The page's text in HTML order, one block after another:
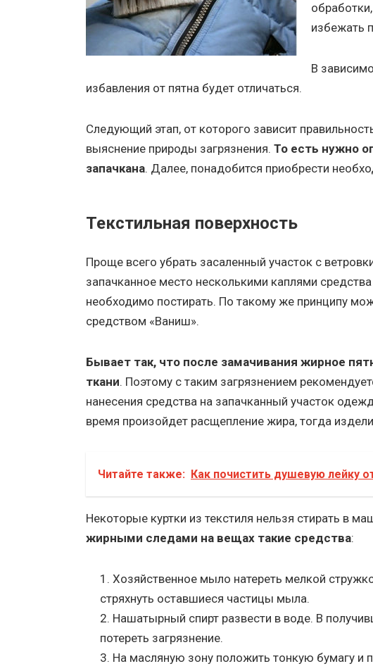
избежать
В
избавления от пятна будет отличаться.
Следующий этап, от которого зависит
выяснение природы загрязнения. То есть нужно
запачкана. Далее, понадобится приобрести
Текстильная поверхность
Проще всего убрать засаленный участок с
запачканное место несколькими каплями
необходимо постирать. По такому же принципу
средством «Ваниш».
Бывает так, что после замачивания жирное
ткани. Поэтому с таким загрязнением
нанесения средства на запачканный участок
время произойдет расщепление жира, тогда
Читайте также: Как почистить душевую лейку
Некоторые куртки из текстиля нельзя стирать в
жирными следами на вещах такие средства:
Хозяйственное мыло натереть мелкой
стряхнуть оставшиеся частицы мыла.
Нашатырный спирт развести в воде. В
потереть загрязнение.
На масляную зону положить тонкую бумагу и